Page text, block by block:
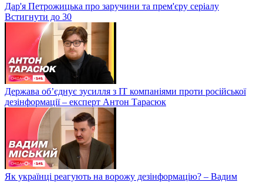
Дар'я Петрожицька про заручини та прем'єру серіалу
Встигнути до 30
Держава об’єднує зусилля з ІТ компаніями проти російської
дезінформації – експерт Антон Тарасюк
Як українці реагують на ворожу дезінформацію? – Вадим